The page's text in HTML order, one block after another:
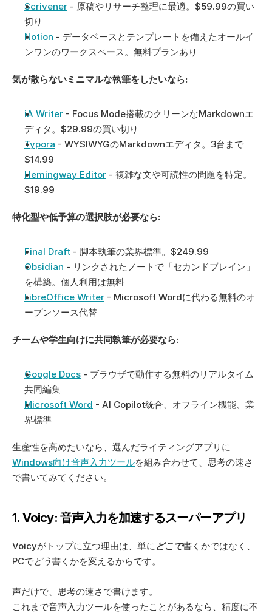
Scrivener - 原稿やリサーチ整理に最適。$59.99の買い
切り
Notion - データベースとテンプレートを備えたオールイ
ンワンのワークスペース。無料プランあり
気が散らないミニマルな執筆をしたいなら:
iA Writer - Focus Mode搭載のクリーンなMarkdownエ
ディタ。$29.99の買い切り
Typora - WYSIWYGのMarkdownエディタ。3台まで
$14.99
Hemingway Editor - 複雑な文や可読性の問題を特定。
$19.99
特化型や低予算の選択肢が必要なら:
Final Draft - 脚本執筆の業界標準。$249.99
Obsidian - リンクされたノートで「セカンドブレイン」
を構築。個人利用は無料
LibreOffice Writer - Microsoft Wordに代わる無料のオ
ープンソース代替
チームや学生向けに共同執筆が必要なら:
Google Docs - ブラウザで動作する無料のリアルタイム
共同編集
Microsoft Word - AI Copilot統合、オフライン機能、業
界標準
生産性を高めたいなら、選んだライティングアプリに
Windows向け音声入力ツールを組み合わせて、思考の速さ
で書いてみてください。
1. Voicy: 音声入力を加速するスーパーアプリ
Voicyがトップに立つ理由は、単にどこで書くかではなく、
PCでどう書くかを変えるからです。
声だけで、思考の速さで書けます。
これまで音声入力ツールを使ったことがあるなら、精度に不